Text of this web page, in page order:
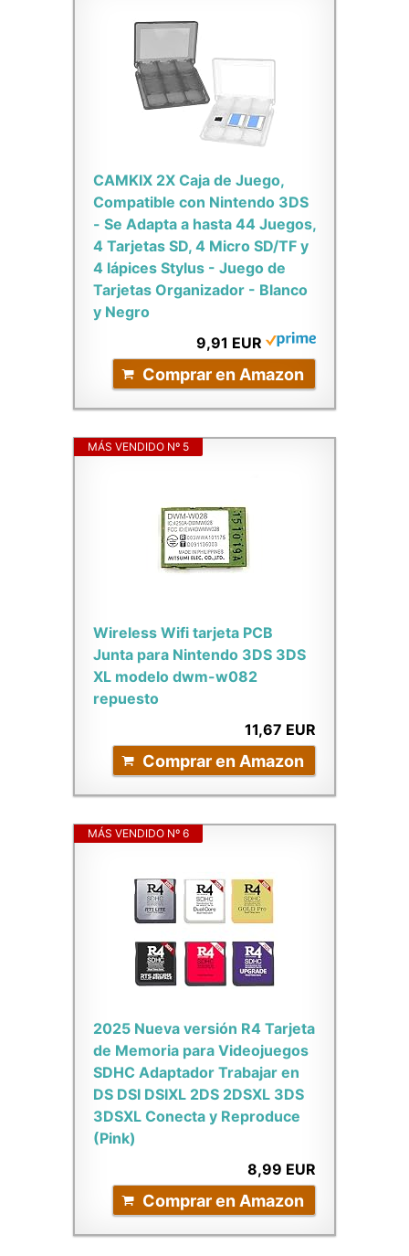
CAMKIX 2X Caja de Juego,
Compatible con Nintendo 3DS
- Se Adapta a hasta 44 Juegos,
4 Tarjetas SD, 4 Micro SD/TF y
4 lápices Stylus - Juego de
Tarjetas Organizador - Blanco
y Negro
9,91 EUR
Comprar en Amazon
MÁS VENDIDO Nº 5
Wireless Wifi tarjeta PCB
Junta para Nintendo 3DS 3DS
XL modelo dwm-w082
repuesto
11,67 EUR
Comprar en Amazon
MÁS VENDIDO Nº 6
2025 Nueva versión R4 Tarjeta
de Memoria para Videojuegos
SDHC Adaptador Trabajar en
DS DSI DSIXL 2DS 2DSXL 3DS
3DSXL Conecta y Reproduce
(Pink)
8,99 EUR
Comprar en Amazon